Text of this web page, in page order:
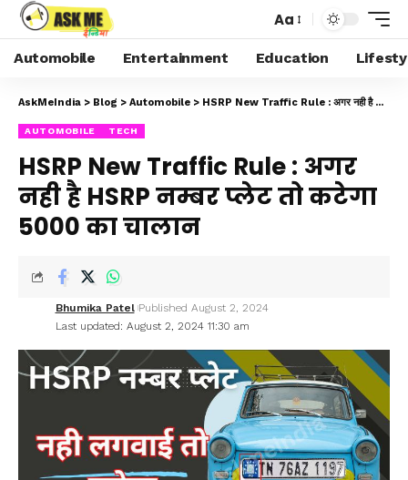
Aa
Automobile Entertainment Education
AskMeIndia > Blog > Automobile > HSRP New Traffic Rule : अगर नही है HSRP नम्बर प्लेट तो कटेगा 5000 का चालान
AUTOMOBILE TECH
HSRP New Traffic Rule : अगर
नही है HSRP नम्बर प्लेट तो कटेगा
5000 का चालान
Last updated: August 2, 2024 11:30 am
Bhumika Patel Published August 2, 2024